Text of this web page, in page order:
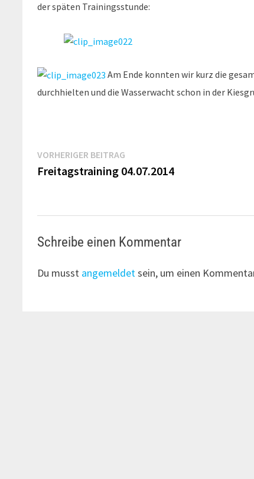
der späten Trainingsstunde:
Am Ende konnten wir kurz die
durchhielten und die Wasserwacht schon in der
Beitragsnavigation
VORHERIGER BEITRAG
Beitrag:
Freitagstraining 04.07.2014
Schreibe einen Kommentar
Du musst angemeldetsein, um einen